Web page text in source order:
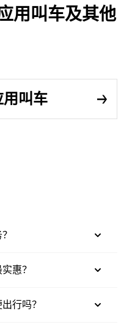
用叫车及其他
叫车
惠？
行吗？